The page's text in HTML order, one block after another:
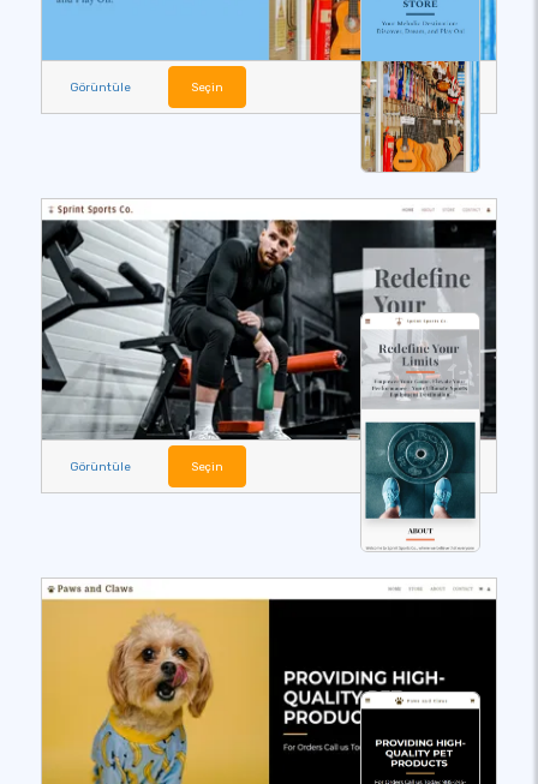
Görüntüle Seçin
Görüntüle Seçin